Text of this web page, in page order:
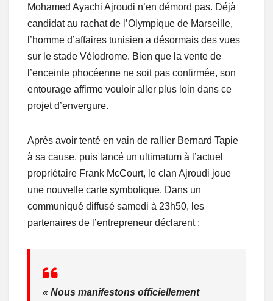
Mohamed Ayachi Ajroudi n’en démord pas. Déjà
candidat au rachat de l’Olympique de Marseille,
l’homme d’affaires tunisien a désormais des vues
sur le stade Vélodrome. Bien que la vente de
l’enceinte phocéenne ne soit pas confirmée, son
entourage affirme vouloir aller plus loin dans ce
projet d’envergure.
Après avoir tenté en vain de rallier Bernard Tapie
à sa cause, puis lancé un ultimatum à l’actuel
propriétaire Frank McCourt, le clan Ajroudi joue
une nouvelle carte symbolique. Dans un
communiqué diffusé samedi à 23h50, les
partenaires de l’entrepreneur déclarent :
« Nous manifestons officiellement